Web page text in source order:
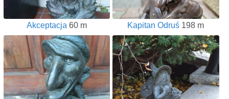
Akceptacja 60 m Kapitan Odruś 198 m